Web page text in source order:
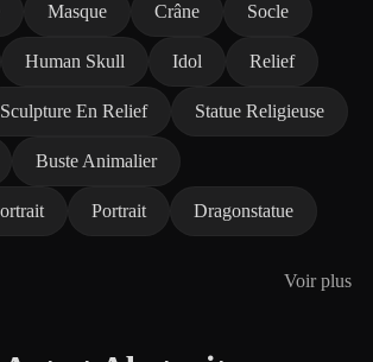
Masque Crâne Socle
Human Skull Idol Relief
Sculpture En Relief Statue Religieuse
Buste Animalier
Portrait Dragonstatue
Voir plus